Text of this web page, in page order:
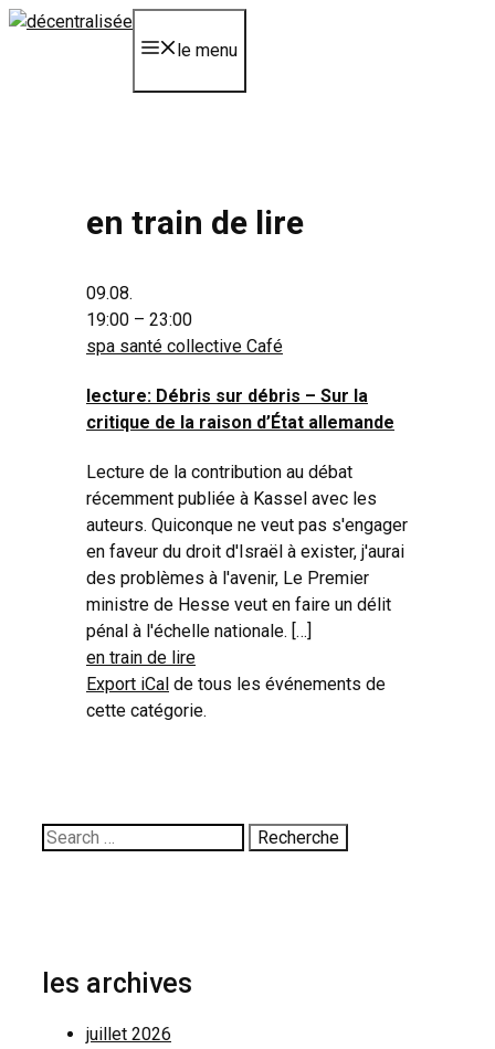
Aller
le menu
en train de lire
09.08.
19:00 – 23:00
spa santé collective Café
lecture: Débris sur débris – Sur la
critique de la raison d’État allemande
Lecture de la contribution au débat
récemment publiée à Kassel avec les
auteurs. Quiconque ne veut pas s'engager
en faveur du droit d'Israël à exister, j'aurai
des problèmes à l'avenir, Le Premier
ministre de Hesse veut en faire un délit
pénal à l'échelle nationale. […]
en train de lire
Export iCal de tous les événements de
cette catégorie.
Rechercher:
les archives
juillet 2026